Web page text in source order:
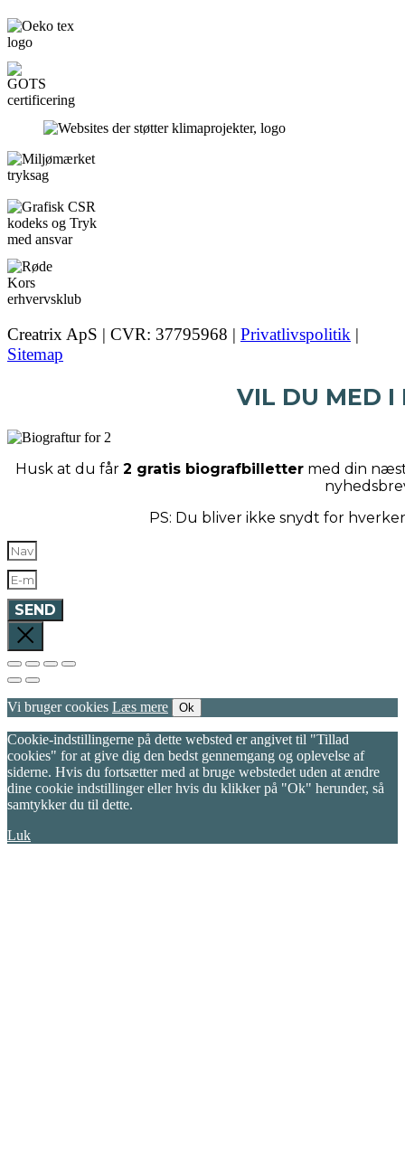
Creatrix ApS | CVR: 37795968 | Privatlivspolitik |
Sitemap
VIL DU MED I
Husk at du får 2 gratis biografbillettermed din
PS: Du bliver ikke snydt for
SEND
Vi bruger cookies Læs mere Ok
Cookie-indstillingerne på dette websted er angivet til "Tillad
cookies" for at give dig den bedst gennemgang og oplevelse af
siderne. Hvis du fortsætter med at bruge webstedet uden at ændre
dine cookie indstillinger eller hvis du klikker på "Ok" herunder, så
samtykker du til dette.
Luk